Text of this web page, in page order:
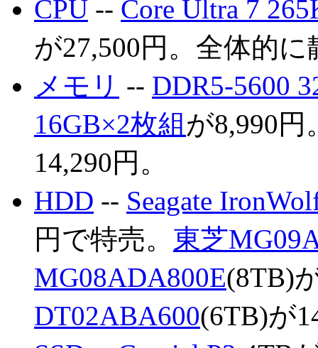
CPU -- Core Ultra 7
が27,500円。全体的
メモリ -- DDR5-5600
16GB×2枚組が8,990円
14,290円。
HDD -- Seagate
円で特売。 東芝
MG08ADA800E(8TB)
DT02ABA600(6TB)が